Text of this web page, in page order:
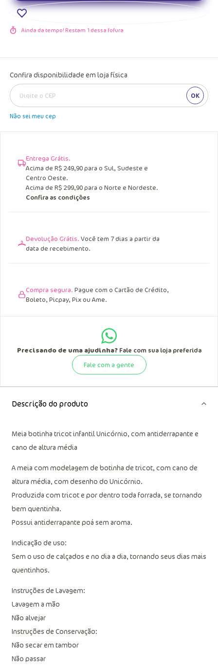
Ainda da tempo! Restam 1 dessa fofura
Confira disponibilidade em loja física
OK
Não sei meu cep
Entrega Grátis.
Acima de R$ 249,90 para o Sul, Sudeste e
Centro Oeste.
Acima de R$ 299,90 para o Norte e Nordeste.
Confira as condições
Devolução Grátis. Você tem 7 dias a partir da
data de recebimento.
Compra segura. Pague com o Cartão de Crédito,
Boleto, Picpay, Pix ou Ame.
Precisando de uma ajudinha?Fale com sua loja preferida
Fale com a gente
Descrição do produto
Meia botinha tricot infantil Unicórnio, com antiderrapante e
cano de altura média
A meia com modelagem de botinha de tricot, com cano de
altura média, com desenho do Unicórnio.
Produzida com tricot e por dentro toda forrada, se tornando
bem quentinha.
Possui antiderrapante poá sem aroma.
Indicação de uso:
Sem o uso de calçados e no dia a dia, tornando seus dias mais
quentinhos.
Instruções de Lavagem:
Lavagem a mão
Não alvejar
Instruções de Conservação:
Não secar em tambor
Não passar